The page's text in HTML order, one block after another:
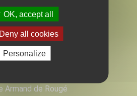
& PEPINÉRISTE
VENDÉE
Armand de Rougé
OK, accept all
Deny all cookies
Personalize